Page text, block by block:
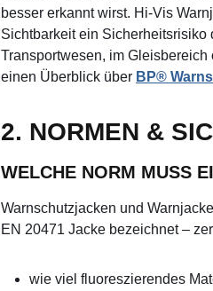
besser erkannt wirst. Hi-Vis
Sichtbarkeit ein Sicherheitsrisiko
Transportwesen, im
einen Überblick über BP®
2. NORMEN &
WELCHE NORM MUSS
Warnschutzjacken und
EN 20471 Jacke bezeichnet –
wie viel fluoreszierendes